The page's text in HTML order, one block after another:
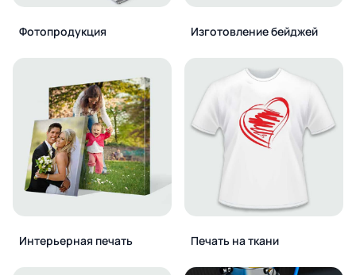
Фотопродукция Изготовление бейджей
Интерьерная печать Печать на ткани